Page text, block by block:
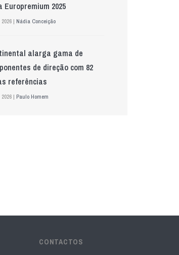
Europremium 2025
| Nádia Conceição
alarga gama de
de direção com 82
referências
| Paulo Homem
CONTACTOS